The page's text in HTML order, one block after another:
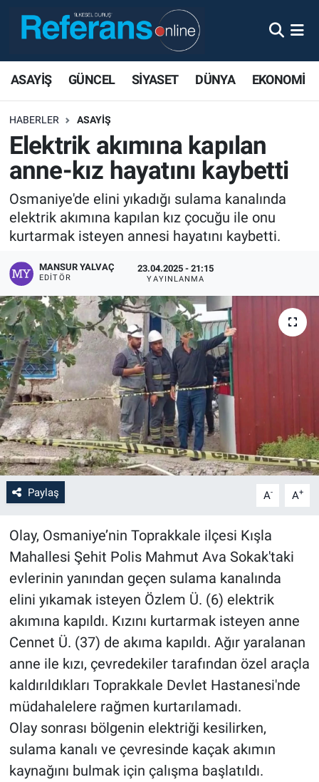
ASAYİŞ GÜNCEL SİYASET DÜNYA EKONOMİ
HABERLER ASAYİŞ
Elektrik akımına kapılan
anne-kız hayatını kaybetti
Osmaniye'de elini yıkadığı sulama kanalında
elektrik akımına kapılan kız çocuğu ile onu
kurtarmak isteyen annesi hayatını kaybetti.
MANSUR YALVAÇ
EDITÖR
23.04.2025 - 21:15
YAYINLANMA
Paylaş A- A+
Olay, Osmaniye’nin Toprakkale ilçesi Kışla
Mahallesi Şehit Polis Mahmut Ava Sokak'taki
evlerinin yanından geçen sulama kanalında
elini yıkamak isteyen Özlem Ü. (6) elektrik
akımına kapıldı. Kızını kurtarmak isteyen anne
Cennet Ü. (37) de akıma kapıldı. Ağır yaralanan
anne ile kızı, çevredekiler tarafından özel araçla
kaldırıldıkları Toprakkale Devlet Hastanesi'nde
müdahalelere rağmen kurtarılamadı.
Olay sonrası bölgenin elektriği kesilirken,
sulama kanalı ve çevresinde kaçak akımın
kaynağını bulmak için çalışma başlatıldı.